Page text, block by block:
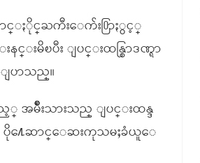
ာင္ႏိုင္ႀကီးေက်း႐ြာႏွင့္
င္းမိၿပီး ျပင္းထန္စြာဒဏ္ရာ
ပာသည္။
အမ်ိဳးသားသည္ ျပင္းထန္ဒ
႔ေဆာင္ေဆးကုသမႈခံယူေ